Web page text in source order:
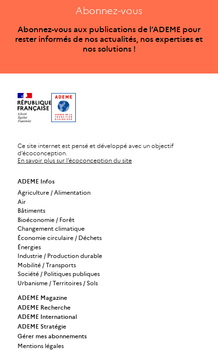
Abonnez-vous
Abonnez-vous aux publications de l’ADEME pour
rester informés de nos actualités, nos expertises et
nos solutions !
Ce site internet est pensé et développé avec un objectif
d’écoconception.
En savoir plus sur l’écoconception du site
ADEME Infos
Agriculture / Alimentation
Air
Bâtiments
Bioéconomie / Forêt
Changement climatique
Économie circulaire / Déchets
Énergies
Industrie / Production durable
Mobilité / Transports
Société / Politiques publiques
Urbanisme / Territoires / Sols
ADEME Magazine
ADEME Recherche
ADEME International
ADEME Stratégie
Gérer mes abonnements
Mentions légales